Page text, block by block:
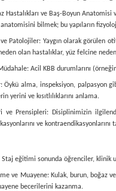
Hastalıkları ve Baş-Boyun
anatomisini bilmek; bu yapıların
Patolojiler: Yaygın olarak görülen
olan hastalıklar, yüz felcine
Acil KBB durumlarını
Öykü alma, inspeksiyon, palpasyon
yerini ve kısıtlılıklarını anlama.
ve Prensipleri: Disiplinimizin
ve kontraendikasyonlarını
Staj eğitimi sonunda öğrenciler, klinik
ve Muayene: Kulak, burun, boğaz
becerilerini kazanma.